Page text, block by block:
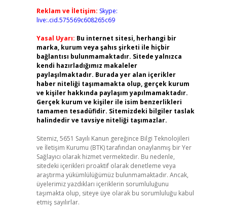
Reklam ve İletişim: Skype:
live:.cid.575569c608265c69
Yasal Uyarı: Bu internet sitesi, herhangi bir
marka, kurum veya şahıs şirketi ile hiçbir
bağlantısı bulunmamaktadır. Sitede yalnızca
kendi hazırladığımız makaleler
paylaşılmaktadır. Burada yer alan içerikler
haber niteliği taşımamakta olup, gerçek kurum
ve kişiler hakkında paylaşım yapılmamaktadır.
Gerçek kurum ve kişiler ile isim benzerlikleri
tamamen tesadüfidir. Sitemizdeki bilgiler taslak
halindedir ve tavsiye niteliği taşımazlar.
Sitemiz, 5651 Sayılı Kanun gereğince Bilgi Teknolojileri
ve İletişim Kurumu (BTK) tarafından onaylanmış bir Yer
Sağlayıcı olarak hizmet vermektedir. Bu nedenle,
sitedeki içerikleri proaktif olarak denetleme veya
araştırma yükümlülüğümüz bulunmamaktadır. Ancak,
üyelerimiz yazdıkları içeriklerin sorumluluğunu
taşımakta olup, siteye üye olarak bu sorumluluğu kabul
etmiş sayılırlar.